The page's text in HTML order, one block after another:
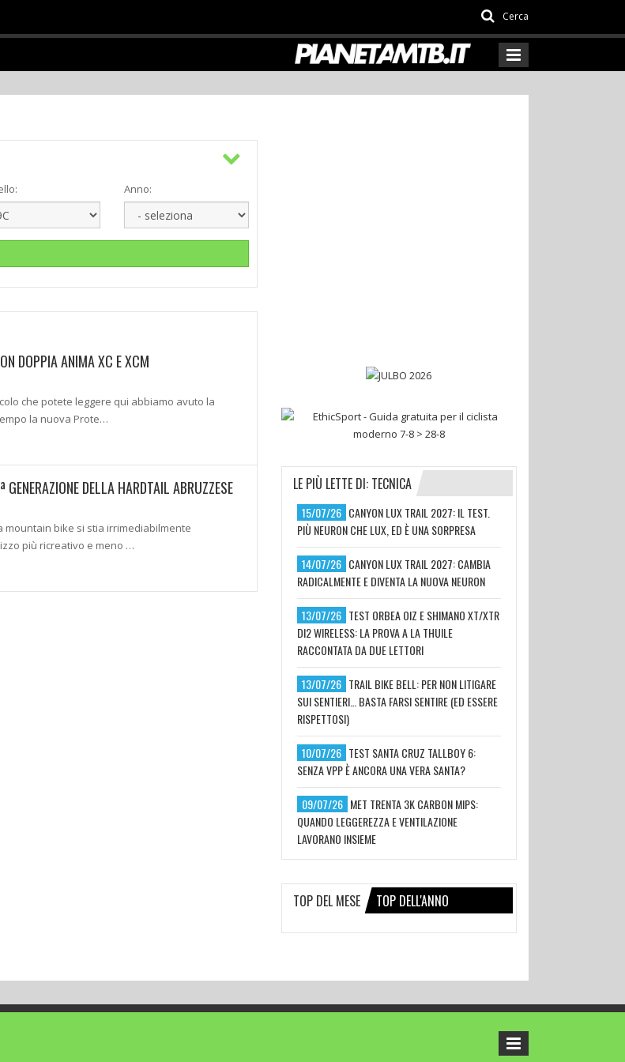
Cerca
Anno:
DOPPIA ANIMA XC E XCM
che potete leggere qui abbiamo avuto la
la nuova Prote…
DELLA HARDTAIL ABRUZZESE
mountain bike si stia irrimediabilmente
più ricreativo e meno …
LE PIÙ LETTE DI: TECNICA
15/07/26 CANYON LUX TRAIL 2027: IL TEST.
PIÙ NEURON CHE LUX, ED È UNA SORPRESA
14/07/26 CANYON LUX TRAIL 2027: CAMBIA
RADICALMENTE E DIVENTA LA NUOVA NEURON
13/07/26 TEST ORBEA OIZ E SHIMANO XT/XTR
DI2 WIRELESS: LA PROVA A LA THUILE
RACCONTATA DA DUE LETTORI
13/07/26 TRAIL BIKE BELL: PER NON LITIGARE
SUI SENTIERI… BASTA FARSI SENTIRE (ED ESSERE
RISPETTOSI)
10/07/26 TEST SANTA CRUZ TALLBOY 6:
SENZA VPP È ANCORA UNA VERA SANTA?
09/07/26 MET TRENTA 3K CARBON MIPS:
QUANDO LEGGEREZZA E VENTILAZIONE
LAVORANO INSIEME
TOP DEL MESE TOP DELL'ANNO